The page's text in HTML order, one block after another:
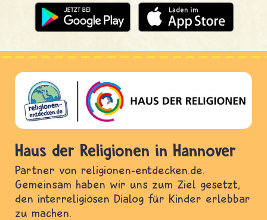
Haus der Religionen in Hannover
Partner von religionen-entdecken.de.
Gemeinsam haben wir uns zum Ziel gesetzt,
den interreligiösen Dialog für Kinder erlebbar
zu machen.